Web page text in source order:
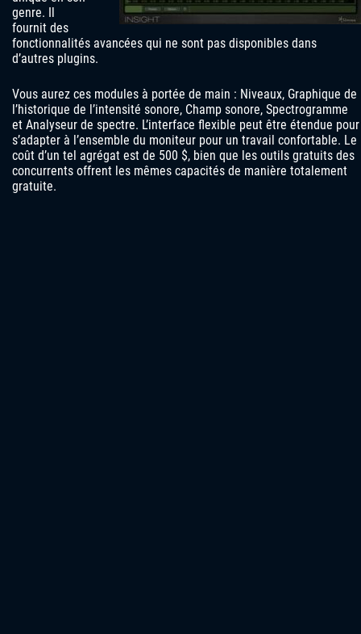
genre. Il
fournit des
fonctionnalités avancées qui ne sont pas disponibles dans
d’autres plugins.
Vous aurez ces modules à portée de main : Niveaux, Graphique de
l’historique de l’intensité sonore, Champ sonore, Spectrogramme
et Analyseur de spectre. L’interface flexible peut être étendue pour
s’adapter à l’ensemble du moniteur pour un travail confortable. Le
coût d’un tel agrégat est de 500 $, bien que les outils gratuits des
concurrents offrent les mêmes capacités de manière totalement
gratuite.